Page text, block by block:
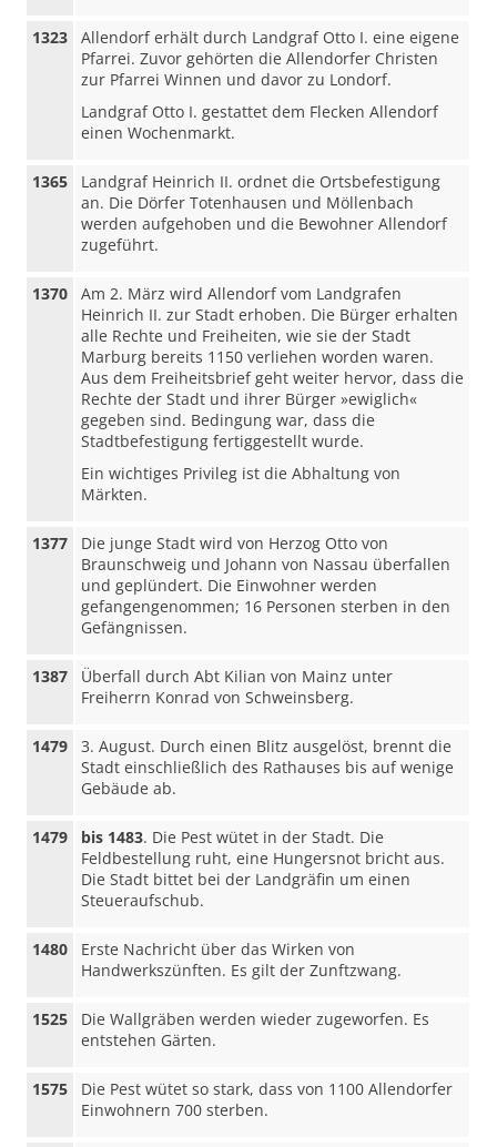
1323
Allendorf erhält durch Landgraf Otto I. eine eigene
Pfarrei. Zuvor gehörten die Allendorfer Christen
zur Pfarrei Winnen und davor zu Londorf.
Landgraf Otto I. gestattet dem Flecken Allendorf
einen Wochenmarkt.
1365
Landgraf Heinrich II. ordnet die Ortsbefestigung
an. Die Dörfer Totenhausen und Möllenbach
werden aufgehoben und die Bewohner Allendorf
zugeführt.
1370
Am 2. März wird Allendorf vom Landgrafen
Heinrich II. zur Stadt erhoben. Die Bürger erhalten
alle Rechte und Freiheiten, wie sie der Stadt
Marburg bereits 1150 verliehen worden waren.
Aus dem Freiheitsbrief geht weiter hervor, dass die
Rechte der Stadt und ihrer Bürger »ewiglich«
gegeben sind. Bedingung war, dass die
Stadtbefestigung fertiggestellt wurde.
Ein wichtiges Privileg ist die Abhaltung von
Märkten.
1377
Die junge Stadt wird von Herzog Otto von
Braunschweig und Johann von Nassau überfallen
und geplündert. Die Einwohner werden
gefangengenommen; 16 Personen sterben in den
Gefängnissen.
1387
Überfall durch Abt Kilian von Mainz unter
Freiherrn Konrad von Schweinsberg.
1479
3. August. Durch einen Blitz ausgelöst, brennt die
Stadt einschließlich des Rathauses bis auf wenige
Gebäude ab.
1479 bis 1483. Die Pest wütet in der Stadt. Die
Feldbestellung ruht, eine Hungersnot bricht aus.
Die Stadt bittet bei der Landgräfin um einen
Steueraufschub.
1480
Erste Nachricht über das Wirken von
Handwerkszünften. Es gilt der Zunftzwang.
1525
Die Wallgräben werden wieder zugeworfen. Es
entstehen Gärten.
1575
Die Pest wütet so stark, dass von 1100 Allendorfer
Einwohnern 700 sterben.